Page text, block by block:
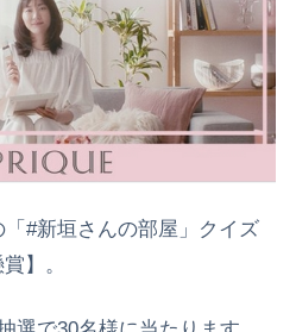
#新垣さんの部屋」クイズ
】。